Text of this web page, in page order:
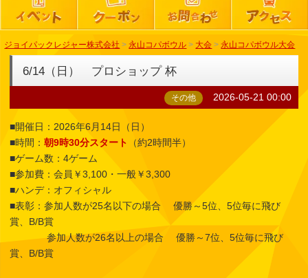
ジョイパックレジャー株式会社 > 永山コパボウル > 大会 > 永山コパボウル大会
6/14（日） プロショップ 杯
その他 2026-05-21 00:00
■開催日：2026年6月14日（日）
■時間： 朝9時30分スタート
（約2時間半）
■ゲーム数：4ゲーム
■参加費：会員￥3,100・一般￥3,300
■ハンデ：オフィシャル
■表彰：参加人数が25名以下の場合 優勝～5位、5位毎に飛び
賞、B/B賞
参加人数が26名以上の場合 優勝～7位、5位毎に飛び
賞、B/B賞